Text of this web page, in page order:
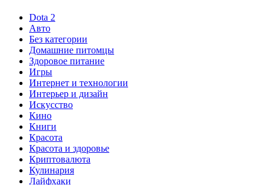
Dota 2
Авто
Без категории
Домашние питомцы
Здоровое питание
Игры
Интернет и технологии
Интерьер и дизайн
Искусство
Кино
Книги
Красота
Красота и здоровье
Криптовалюта
Кулинария
Лайфхаки